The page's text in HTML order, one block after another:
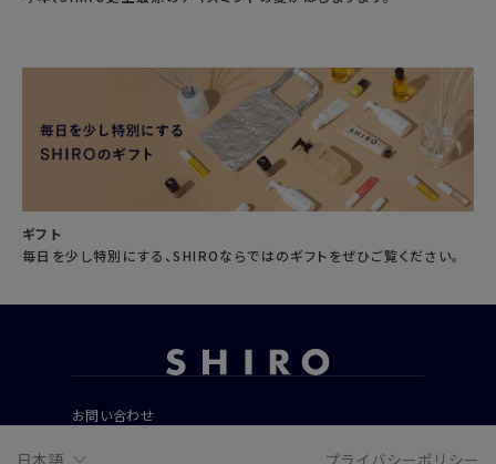
ギフト
毎日を少し特別にする、SHIROならではのギフトをぜひご覧ください。
お問い合わせ
日本語 プライバシーポリシー